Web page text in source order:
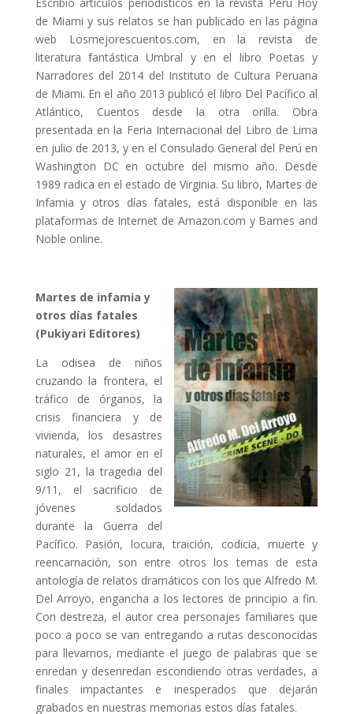
de Miami y sus relatos se han publicado en las página
web Losmejorescuentos.com, en la revista de
literatura fantástica Umbral y en el libro Poetas y
Narradores del 2014 del Instituto de Cultura Peruana
de Miami. En el año 2013 publicó el libro Del Pacífico al
Atlántico, Cuentos desde la otra orilla. Obra
presentada en la Feria Internacional del Libro de Lima
en julio de 2013, y en el Consulado General del Perú en
Washington DC en octubre del mismo año. Desde
1989 radica en el estado de Virginia. Su libro, Martes de
Infamia y otros días fatales, está disponible en las
plataformas de Internet de Amazon.com y Barnes and
Noble online.
Martes de infamia y
otros días fatales
(Pukiyari Editores)
La odisea de niños
cruzando la frontera, el
tráfico de órganos, la
crisis financiera y de
vivienda, los desastres
naturales, el amor en el
siglo 21, la tragedia del
9/11, el sacrificio de
jóvenes soldados
durante la Guerra del
Pacífico. Pasión, locura, traición, codicia, muerte y
reencarnación, son entre otros los temas de esta
antología de relatos dramáticos con los que Alfredo M.
Del Arroyo, engancha a los lectores de principio a fin.
Con destreza, el autor crea personajes familiares que
poco a poco se van entregando a rutas desconocidas
para llevarnos, mediante el juego de palabras que se
enredan y desenredan escondiendo otras verdades, a
finales impactantes e inesperados que dejarán
grabados en nuestras memorias estos días fatales.